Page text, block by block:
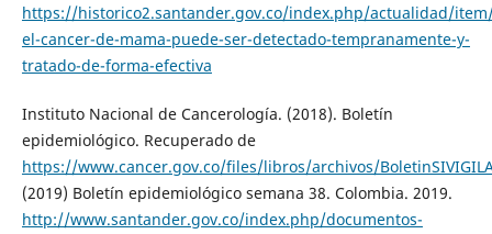
https://historico2.santander.gov.co/index.php/actualidad/
el-cancer-de-mama-puede-ser-detectado-tempranamente-y-
tratado-de-forma-efectiva
Instituto Nacional de Cancerología. (2018). Boletín
epidemiológico. Recuperado de
https://www.cancer.gov.co/files/libros/archivos/
(2019) Boletín epidemiológico semana 38. Colombia. 2019.
http://www.santander.gov.co/index.php/documentos-